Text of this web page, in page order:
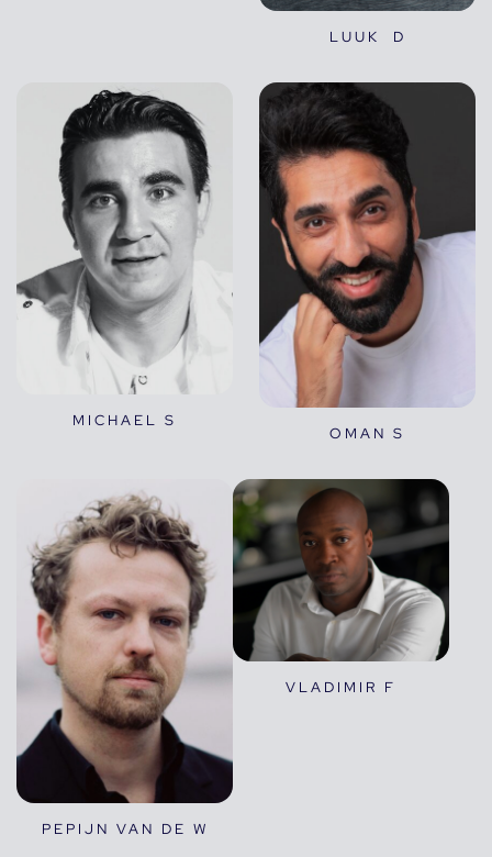
LUUK D
MICHAEL S
OMAN S
PEPIJN VAN DE W
VLADIMIR F